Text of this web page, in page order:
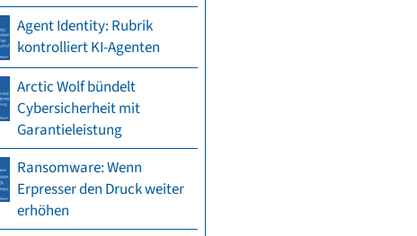
Agent Identity: Rubrik
kontrolliert KI-Agenten
Arctic Wolf bündelt
Cybersicherheit mit
Garantieleistung
Ransomware: Wenn
Erpresser den Druck weiter
erhöhen